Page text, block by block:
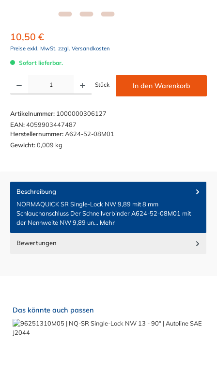
10,50 €
Preise exkl. MwSt. zzgl. Versandkosten
Sofort lieferbar.
Stück In den Warenkorb
Artikelnummer: 1000000306127
EAN:4059903447487
Herstellernummer:A624-52-08M01
Gewicht:0,009 kg
Beschreibung
NORMAQUICK SR Single-Lock NW 9,89 mit 8 mm
Schlauchanschluss Der Schnellverbinder A624-52-08M01 mit
der Nennweite NW 9,89 un… Mehr
Bewertungen
Produktgalerie überspringen
Das könnte auch passen